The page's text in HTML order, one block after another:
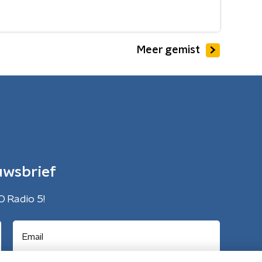
Meer gemist
Radio 5!